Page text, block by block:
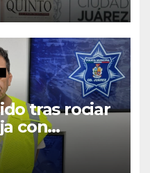
tras rociar
con
intentar